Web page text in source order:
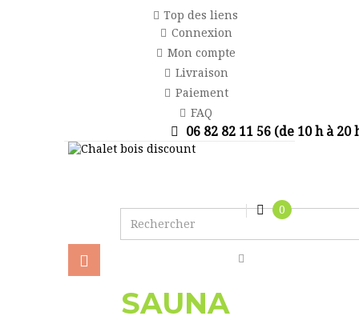
Top des liens
Connexion
Mon compte
Livraison
Paiement
FAQ
06 82 82 11 56 (de 10 h à 20
Basculer
la
navigation
0
SAUNA